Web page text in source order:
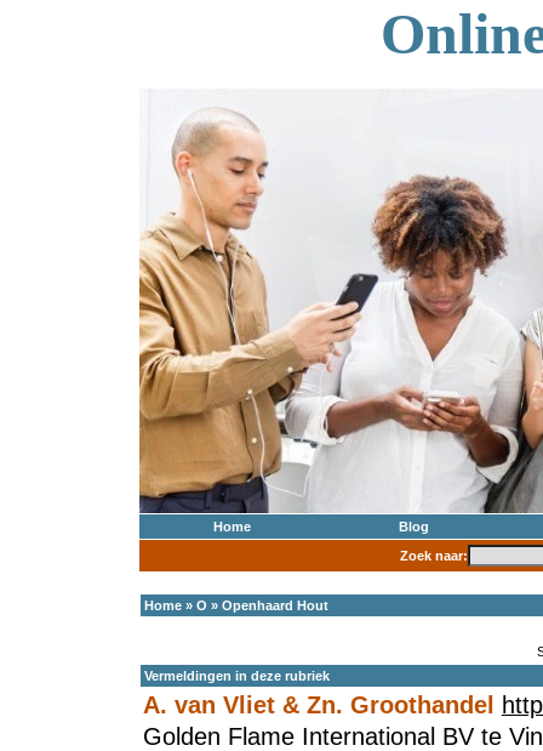
Home
Blog
Zoek naar:
Home » O » Openhaard Hout
Vermeldingen in deze rubriek
A. van Vliet & Zn. Groothandel
Golden Flame International BV te